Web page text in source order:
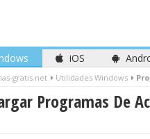
iOS
gratis.net Utilidades Windows
Programas De